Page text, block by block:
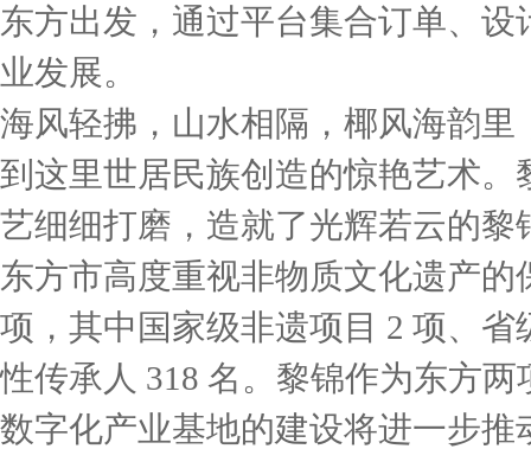
东方出发，通过平台集合订单、
业发展。
海风轻拂，山水相隔，椰风海韵
到这里世居民族创造的惊艳艺术
艺细细打磨，造就了光辉若云的黎
东方市高度重视非物质文化遗产
项，其中国家级非遗项目 2 项、
性传承人 318 名。黎锦作为东方
数字化产业基地的建设将进一步